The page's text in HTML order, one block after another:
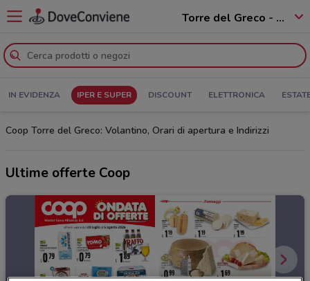
Torre del Greco - 80059
IN EVIDENZA IPER E SUPER DISCOUNT ELETTRONICA
Coop Torre del Greco: Volantino, Orari di apertura e Indirizzi
Ultime offerte Coop